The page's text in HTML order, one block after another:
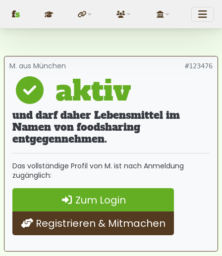
fs FundraisingÜber uns Politik
aktiv
und darf daher Lebensmittel im
Namen von foodsharing
entgegennehmen.
M. aus München #123476
Das vollständige Profil von M. ist nach Anmeldung
zugänglich:
Zum Login
Registrieren & Mitmachen